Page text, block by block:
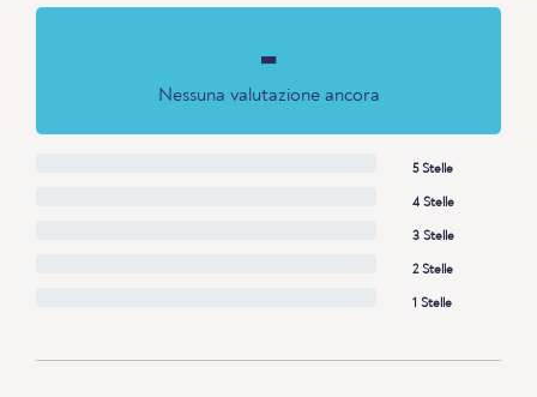
-
Nessuna valutazione ancora
5 Stelle
4 Stelle
3 Stelle
2 Stelle
1 Stelle